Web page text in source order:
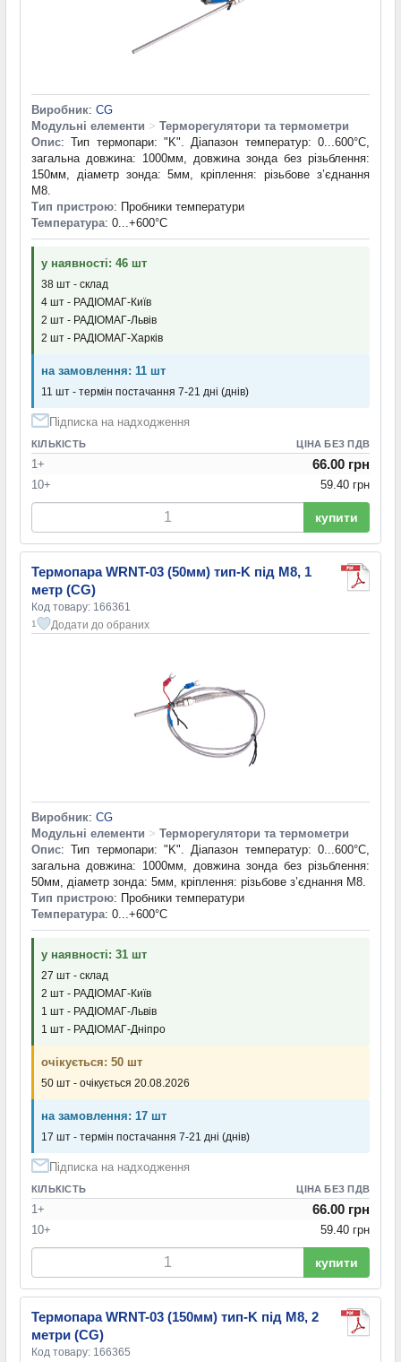
Виробник: CG
Модульні елементи > Терморегулятори та термометри
Опис: Тип термопари: "K". Діапазон температур: 0...600°C,
загальна довжина: 1000мм, довжина зонда без різьблення:
150мм, діаметр зонда: 5мм, кріплення: різьбове з’єднання
M8.
Тип пристрою: Пробники температури
Температура: 0...+600°С
у наявності: 46 шт
38 шт - склад
4 шт - РАДІОМАГ-Київ
2 шт - РАДІОМАГ-Львів
2 шт - РАДІОМАГ-Харків
на замовлення: 11 шт
11 шт - термін постачання 7-21 дні (днів)
Підписка на надходження
КІЛЬКІСТЬ ЦІНА БЕЗ ПДВ
1+ 66.00 грн
10+ 59.40 грн
купити
Термопара WRNT-03 (50мм) тип-K під M8, 1
метр (CG)
Код товару: 166361
1 Додати до обраних
Виробник: CG
Модульні елементи > Терморегулятори та термометри
Опис: Тип термопари: "K". Діапазон температур: 0...600°C,
загальна довжина: 1000мм, довжина зонда без різьблення:
50мм, діаметр зонда: 5мм, кріплення: різьбове з’єднання M8.
Тип пристрою: Пробники температури
Температура: 0...+600°С
у наявності: 31 шт
27 шт - склад
2 шт - РАДІОМАГ-Київ
1 шт - РАДІОМАГ-Львів
1 шт - РАДІОМАГ-Дніпро
очікується: 50 шт
50 шт - очікується 20.08.2026
на замовлення: 17 шт
17 шт - термін постачання 7-21 дні (днів)
Підписка на надходження
КІЛЬКІСТЬ ЦІНА БЕЗ ПДВ
1+ 66.00 грн
10+ 59.40 грн
купити
Термопара WRNT-03 (150мм) тип-K під M8, 2
метри (CG)
Код товару: 166365